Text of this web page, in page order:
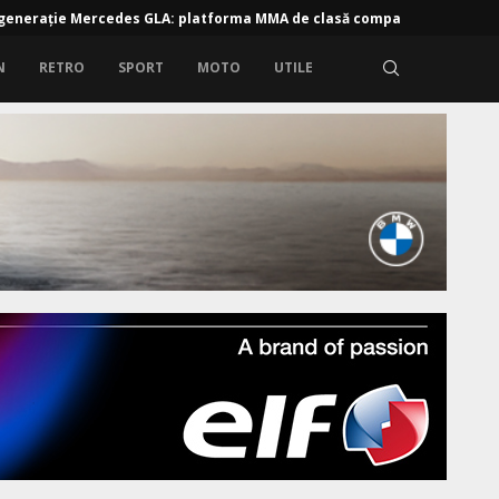
generație Mercedes GLA: platforma MMA de clasă compactă,...
Q9 – Vârful de gamă
RETRO SPORT MOTO UTILE